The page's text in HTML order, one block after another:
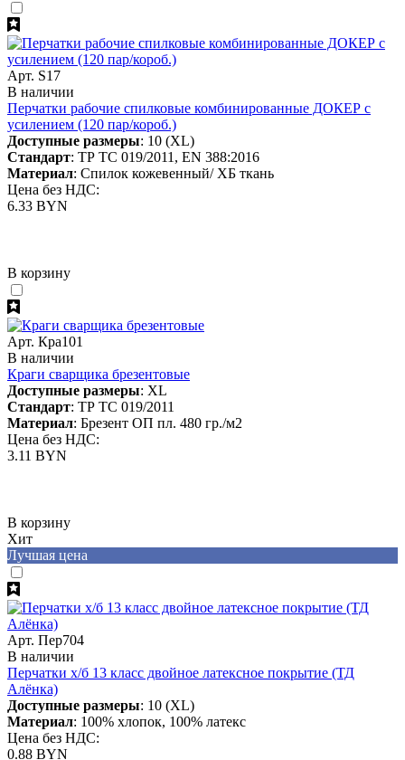
Арт. S17
В наличии
Перчатки рабочие спилковые комбинированные ДОКЕР с
усилением (120 пар/короб.)
Доступные размеры: 10 (XL)
Стандарт: ТР ТС 019/2011, EN 388:2016
Материал: Спилок кожевенный/ ХБ ткань
Цена без НДС:
6.33 BYN
В корзину
Арт. Кра101
В наличии
Краги сварщика брезентовые
Доступные размеры: XL
Стандарт: ТР ТС 019/2011
Материал: Брезент ОП пл. 480 гр./м2
Цена без НДС:
3.11 BYN
В корзину
Хит
Лучшая цена
Арт. Пер704
В наличии
Перчатки х/б 13 класс двойное латексное покрытие (ТД
Алёнка)
Доступные размеры: 10 (XL)
Материал: 100% хлопок, 100% латекс
Цена без НДС:
0.88 BYN